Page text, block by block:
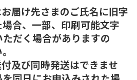
届け先さまのご氏名に旧字
合、一部、印刷可能文字
だく場合がありますの
及び同時発送はできませ